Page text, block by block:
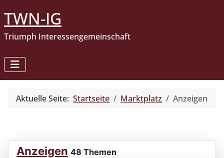
TWN-IG
Triumph Interessengemeinschaft
Aktuelle Seite: Startseite Marktplatz Anzeigen
Anzeigen 48 Themen